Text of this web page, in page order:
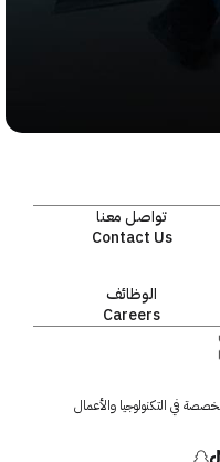
تواصل معنا
Contact Us
الوظائف
Careers
والأعمال